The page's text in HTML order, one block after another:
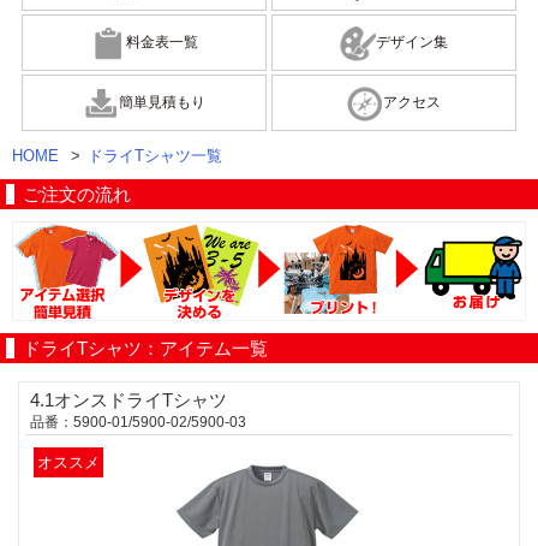
料金表一覧 デザイン集
簡単見積もり アクセス
HOME > ドライTシャツ一覧
ご注文の流れ
ドライTシャツ：アイテム一覧
4.1オンスドライTシャツ
品番：5900-01/5900-02/5900-03
オススメ